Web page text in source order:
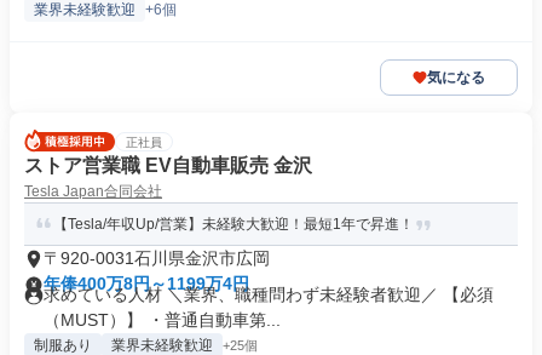
業界未経験歓迎 +6個
気になる
正社員
ストア営業職 EV自動車販売 金沢
Tesla Japan合同会社
【Tesla/年収Up/営業】未経験大歓迎！最短1年で昇進！
〒920-0031石川県金沢市広岡
年俸400万8円～1199万4円
求めている人材 ＼業界、職種問わず未経験者歓迎／ 【必須
（MUST）】 ・普通自動車第...
制服あり 業界未経験歓迎 +25個